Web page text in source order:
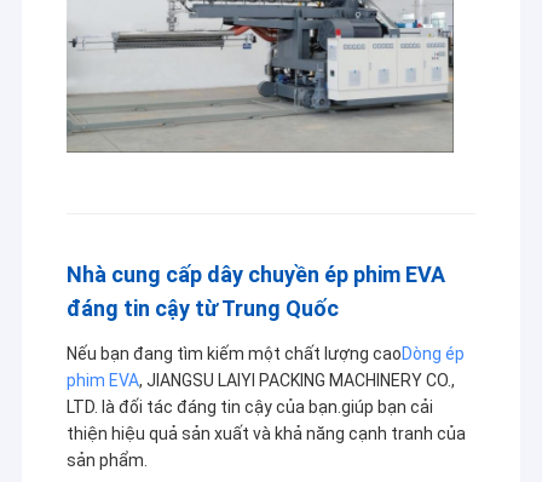
Nhà cung cấp dây chuyền ép phim EVA
đáng tin cậy từ Trung Quốc
Nếu bạn đang tìm kiếm một chất lượng caoDòng ép
phim EVA, JIANGSU LAIYI PACKING MACHINERY CO.,
LTD. là đối tác đáng tin cậy của bạn.giúp bạn cải
thiện hiệu quả sản xuất và khả năng cạnh tranh của
sản phẩm.